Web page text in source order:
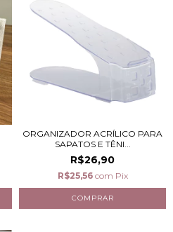
ORGANIZADOR ACRÍLICO PARA
SAPATOS E TÊNI...
R$26,90
R$25,56 com Pix